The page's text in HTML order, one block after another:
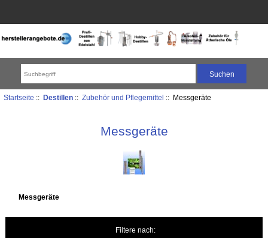
Startseite :: Destillen:: Zubehör und Pflegemittel :: Messgeräte
Messgeräte
Messgeräte
Filtere nach: